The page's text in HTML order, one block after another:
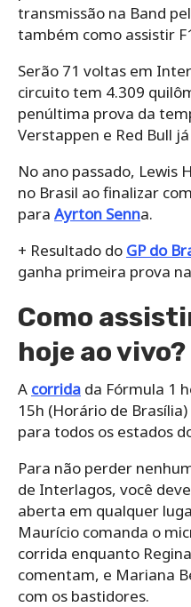
transmissão na Band
também como assistir
Serão 71 voltas em
circuito tem 4.309
penúltima prova da
Verstappen e Red Bull
No ano passado, Lewis
no Brasil ao finalizar
para Ayrton Senna.
+ Resultado do GP do
ganha primeira prova na
Como
hoje ao vivo?
A corrida da Fórmula 1
15h (Horário de
para todos os estados
Para não perder
de Interlagos, você
aberta em qualquer
Maurício comanda o
corrida enquanto
comentam, e Mariana
com os bastidores.